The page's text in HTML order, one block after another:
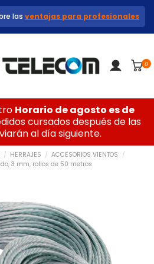
las ventajas para profesionales
0
Horario de agosto es de
cursados después de las
al día siguiente.
HERRAJES
ACCESORIOS VIENTOS
3 mm, rollos de 50 metros